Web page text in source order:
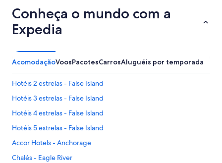
Conheça o mundo com a
Expedia
AcomodaçãoVoosPacotesCarrosAluguéis por temporada
Hotéis 2 estrelas - False Island
Hotéis 3 estrelas - False Island
Hotéis 4 estrelas - False Island
Hotéis 5 estrelas - False Island
Accor Hotels - Anchorage
Chalés - Eagle River